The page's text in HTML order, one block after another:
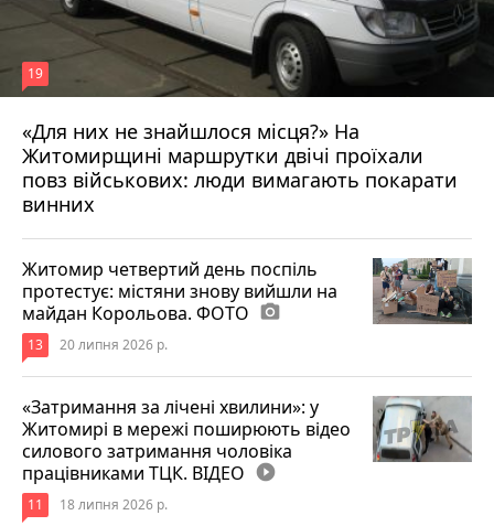
«Для них не знайшлося місця?» На
Житомирщині маршрутки двічі проїхали
повз військових: люди вимагають покарати
винних
19
17 липня 2026 р.
Житомир четвертий день поспіль
протестує: містяни знову вийшли на
майдан Корольова. ФОТО photo_camera
13 20 липня 2026 р.
«Затримання за лічені хвилини»: у
Житомирі в мережі поширюють відео
силового затримання чоловіка
працівниками ТЦК. ВІДЕО play_circle_filled
11 18 липня 2026 р.